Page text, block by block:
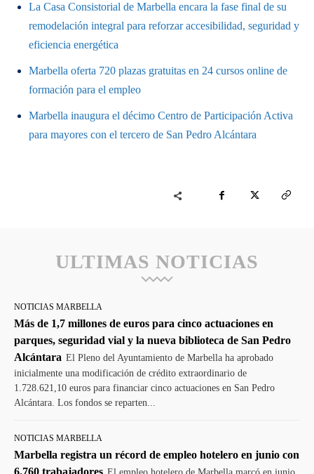
La Casa Consistorial de Marbella encara la fase final de su
remodelación integral para reforzar accesibilidad, seguridad y
eficiencia energética
Marbella oferta 720 plazas gratuitas en 24 cursos online de
formación para el empleo
Marbella inaugura el décimo Centro de Participación Activa
para mayores con el tercero de San Pedro Alcántara
ULTIMAS NOTICIAS
NOTICIAS MARBELLA
Más de 1,7 millones de euros para cinco actuaciones en
parques, seguridad vial y la nueva biblioteca de San Pedro
Alcántara El Pleno del Ayuntamiento de Marbella ha aprobado
inicialmente una modificación de crédito extraordinario de
1.728.621,10 euros para financiar cinco actuaciones en San Pedro
Alcántara. Los fondos se reparten...
NOTICIAS MARBELLA
Marbella registra un récord de empleo hotelero en junio con
6.760 trabajadores